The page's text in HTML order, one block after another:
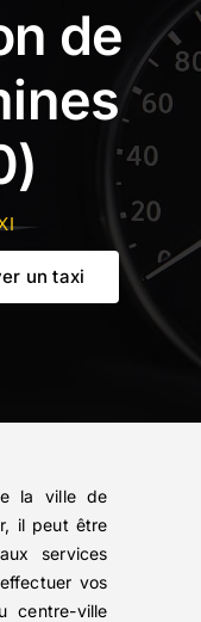
de
un taxi
la ville de
il peut être
services
vos
centre-ville